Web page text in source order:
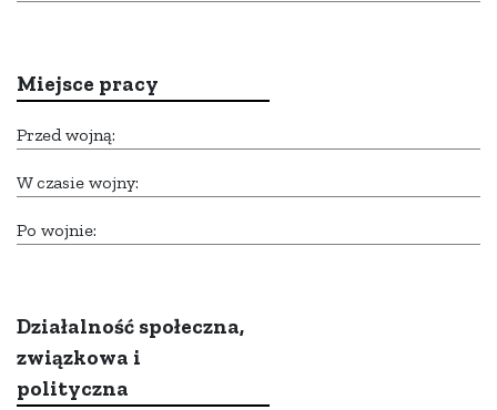
Miejsce pracy
Przed wojną:
W czasie wojny:
Po wojnie:
Działalność społeczna,
związkowa i
polityczna